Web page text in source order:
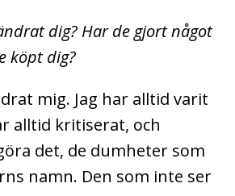
dig? Har de gjort något
köpt dig?
mig. Jag har alltid varit
alltid kritiserat, och
det, de dumheter som
namn. Den som inte ser